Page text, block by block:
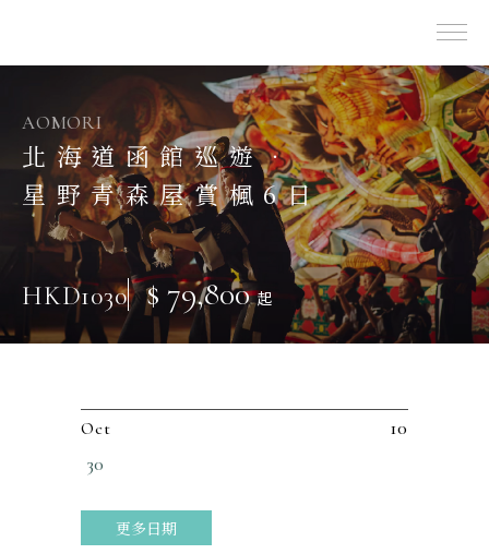
東北 | 青森 · 山形 · 岩手
AOMORI
北海道函館巡遊．
星野青森屋賞楓6日
HKD1030 $ 79,800起
Oct
10
30
更多日期